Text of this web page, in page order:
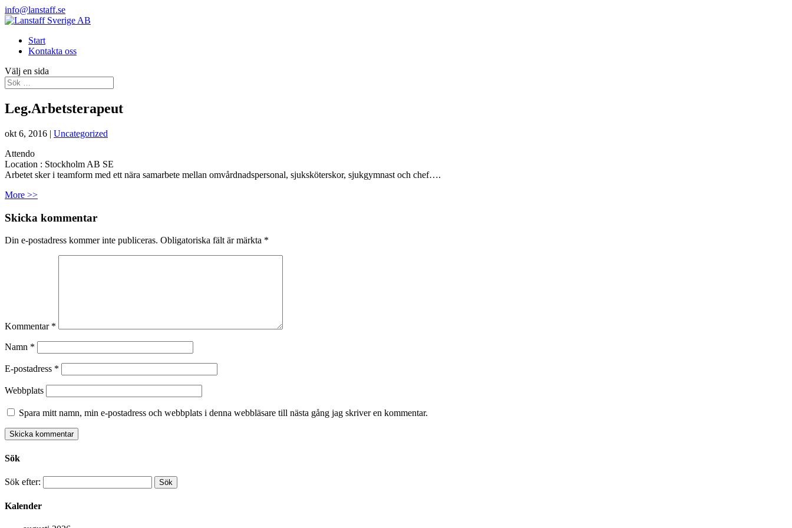
info@lanstaff.se
Start
Kontakta oss
Välj en sida
Leg.Arbetsterapeut
okt 6, 2016 | Uncategorized
Attendo
Location : Stockholm AB SE
Arbetet sker i teamform med ett nära samarbete mellan omvårdnadspersonal, sjuksköterskor, sjukgymnast och chef….
More >>
Skicka kommentar
Din e-postadress kommer inte publiceras. Obligatoriska fält är märkta *
Kommentar *
Namn *
E-postadress *
Webbplats
Spara mitt namn, min e-postadress och webbplats i denna webbläsare till nästa gång jag skriver en kommentar.
Sök
Sök efter:
Kalender